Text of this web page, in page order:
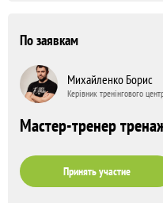
По заявкам
Михайленко Борис
Керівник тренінгового
Мастер-тренер
Принять участие